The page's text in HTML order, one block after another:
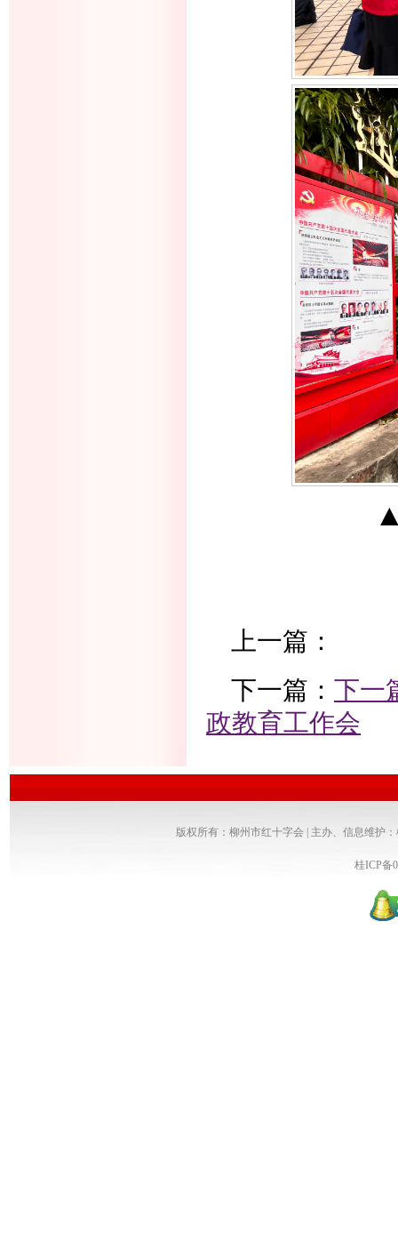
上一篇：
下一篇： 下一
政教育工作会
版权所有：柳州市红十字会 | 主办、信息维护
桂ICP备